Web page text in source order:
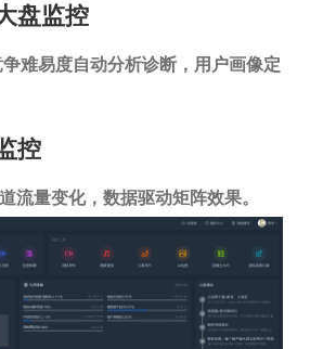
盘监控
难易度自动分析诊断，用户画像定
控
流量变化，数据驱动矩阵效果。